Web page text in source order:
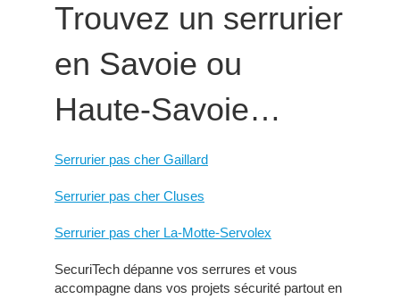
Trouvez un serrurier
en Savoie ou
Haute-Savoie…
Serrurier pas cher Gaillard
Serrurier pas cher Cluses
Serrurier pas cher La-Motte-Servolex
SecuriTech dépanne vos serrures et vous
accompagne dans vos projets sécurité partout en